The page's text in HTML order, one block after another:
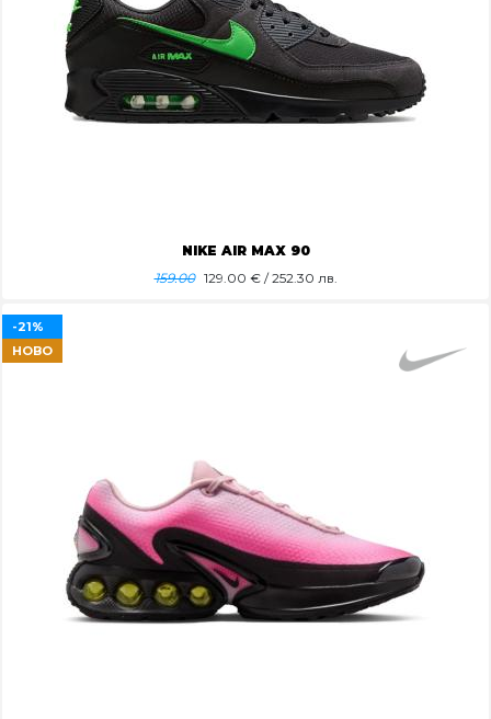
NIKE AIR MAX 90
159.00 129.00 € / 252.30 лв.
-21%
НОВО